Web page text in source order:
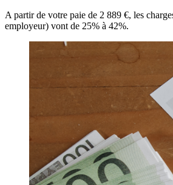
A partir de votre paie de 2 889 €, les
employeur) vont de 25% à 42%.